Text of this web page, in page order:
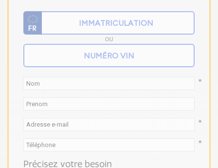
OU
*
*
*
Précisez votre besoin